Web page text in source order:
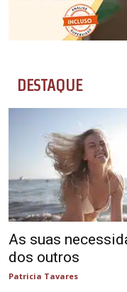
DESTAQUE
As suas
dos outros
Patricia Tavares